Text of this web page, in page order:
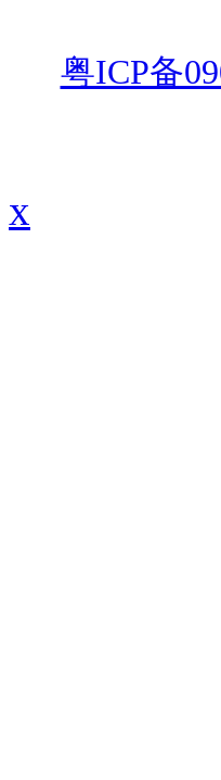
粤ICP备
x